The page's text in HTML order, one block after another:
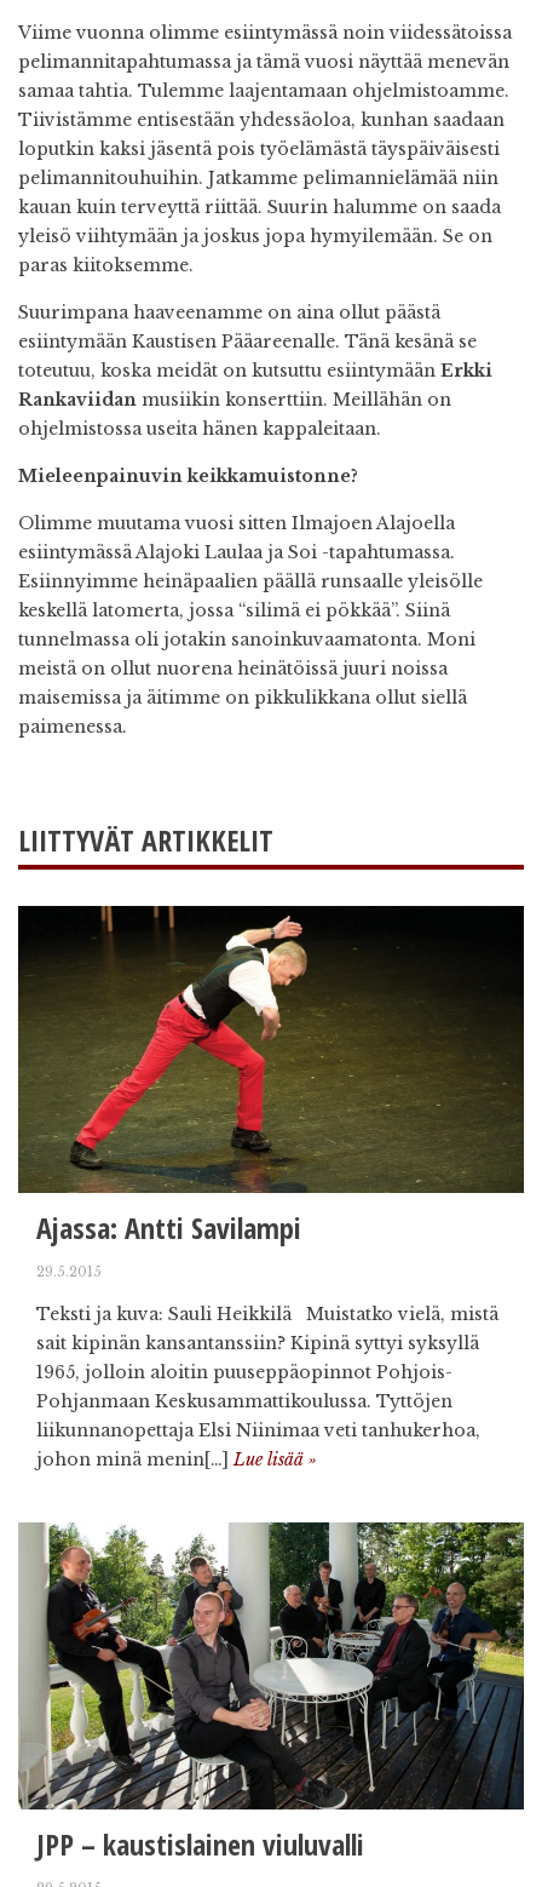
Viime vuonna olimme esiintymässä noin viidessätoissa
pelimannitapahtumassa ja tämä vuosi näyttää menevän
samaa tahtia. Tulemme laajentamaan ohjelmistoamme.
Tiivistämme entisestään yhdessäoloa, kunhan saadaan
loputkin kaksi jäsentä pois työelämästä täyspäiväisesti
pelimannitouhuihin. Jatkamme pelimannielämää niin
kauan kuin terveyttä riittää. Suurin halumme on saada
yleisö viihtymään ja joskus jopa hymyilemään. Se on
paras kiitoksemme.
Suurimpana haaveenamme on aina ollut päästä
esiintymään Kaustisen Pääareenalle. Tänä kesänä se
toteutuu, koska meidät on kutsuttu esiintymään Erkki
Rankaviidan musiikin konserttiin. Meillähän on
ohjelmistossa useita hänen kappaleitaan.
Mieleenpainuvin keikkamuistonne?
Olimme muutama vuosi sitten Ilmajoen Alajoella
esiintymässä Alajoki Laulaa ja Soi -tapahtumassa.
Esiinnyimme heinäpaalien päällä runsaalle yleisölle
keskellä latomerta, jossa “silimä ei pökkää”. Siinä
tunnelmassa oli jotakin sanoinkuvaamatonta. Moni
meistä on ollut nuorena heinätöissä juuri noissa
maisemissa ja äitimme on pikkulikkana ollut siellä
paimenessa.
LIITTYVÄT ARTIKKELIT
Ajassa: Antti Savilampi
29.5.2015
Teksti ja kuva: Sauli Heikkilä Muistatko vielä, mistä
sait kipinän kansantanssiin? Kipinä syttyi syksyllä
1965, jolloin aloitin puuseppäopinnot Pohjois-
Pohjanmaan Keskusammattikoulussa. Tyttöjen
liikunnanopettaja Elsi Niinimaa veti tanhukerhoa,
johon minä menin[…] Lue lisää »
JPP – kaustislainen viuluvalli